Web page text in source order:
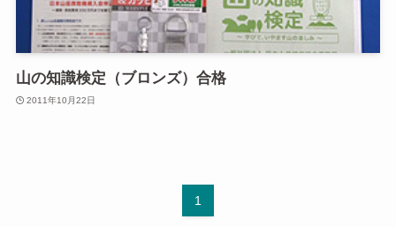
山の知識検定（ブロンズ）合格
2011年10月22日
1